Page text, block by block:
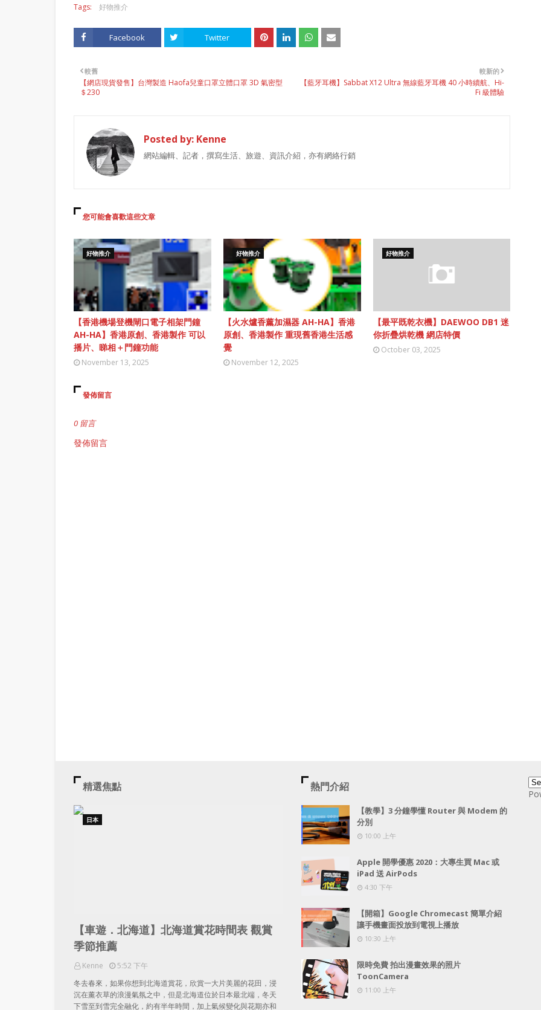
Tags: 好物推介
Facebook Twitter
較新的
【藍牙耳機】Sabbat X12 Ultra 無線藍牙耳機 40 小時續航、Hi-
Fi 級體驗
較舊
【網店現貨發售】台灣製造 Haofa兒童口罩立體口罩 3D 氣密型
＄230
Posted by: Kenne
網站編輯、記者，撰寫生活、旅遊、資訊介紹，亦有網絡行銷
您可能會喜歡這些文章
好物推介
【香港機場登機閘口電子相架門鐘
AH-HA】香港原創、香港製作 可以
播片、睇相＋門鐘功能
November 13, 2025
好物推介
【火水爐香薰加濕器 AH-HA】香港
原創、香港製作 重現舊香港生活感
覺
November 12, 2025
好物推介
【最平既乾衣機】DAEWOO DB1 迷
你折疊烘乾機 網店特價
October 03, 2025
發佈留言
0 留言
發佈留言
精選焦點
日本
【車遊．北海道】北海道賞花時間表 觀賞
季節推薦
Kenne
5:52 下午
冬去春來，如果你想到北海道賞花，欣賞一大片美麗的花田，浸
沉在薰衣草的浪漫氣氛之中，但是北海道位於日本最北端，冬天
下雪至到雪完全融化，約有半年時間，加上氣候變化與花期亦和
熱門介紹
【教學】3 分鐘學懂 Router 與 Modem 的
分別
10:00 上午
Apple 開學優惠 2020：大專生買 Mac 或
iPad 送 AirPods
4:30 下午
【開箱】Google Chromecast 簡單介紹
讓手機畫面投放到電視上播放
10:30 上午
限時免費 拍出漫畫效果的照片
ToonCamera
11:00 上午